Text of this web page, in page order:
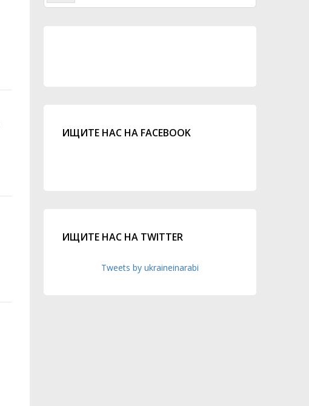
ИЩИТЕ НАС НА FACEBOOK
ИЩИТЕ НАС НА TWITTER
Tweets by ukraineinarabi